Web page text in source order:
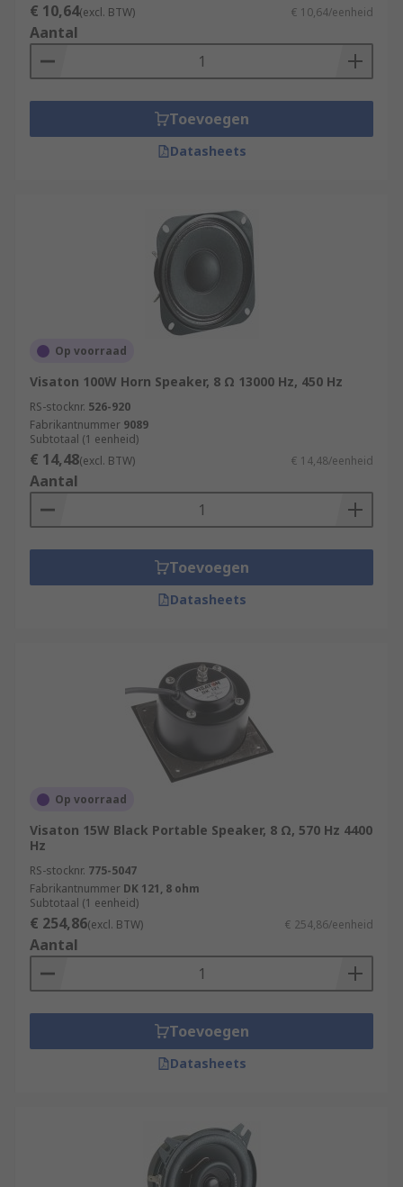
€ 10,64(excl. BTW) € 10,64/eenheid
Aantal
Toevoegen
Datasheets
Op voorraad
Visaton 100W Horn Speaker, 8 Ω 13000 Hz, 450 Hz
RS-stocknr. 526-920
Fabrikantnummer 9089
Subtotaal (1 eenheid)
€ 14,48(excl. BTW) € 14,48/eenheid
Aantal
Toevoegen
Datasheets
Op voorraad
Visaton 15W Black Portable Speaker, 8 Ω, 570 Hz 4400
Hz
RS-stocknr. 775-5047
Fabrikantnummer DK 121, 8 ohm
Subtotaal (1 eenheid)
€ 254,86(excl. BTW) € 254,86/eenheid
Aantal
Toevoegen
Datasheets